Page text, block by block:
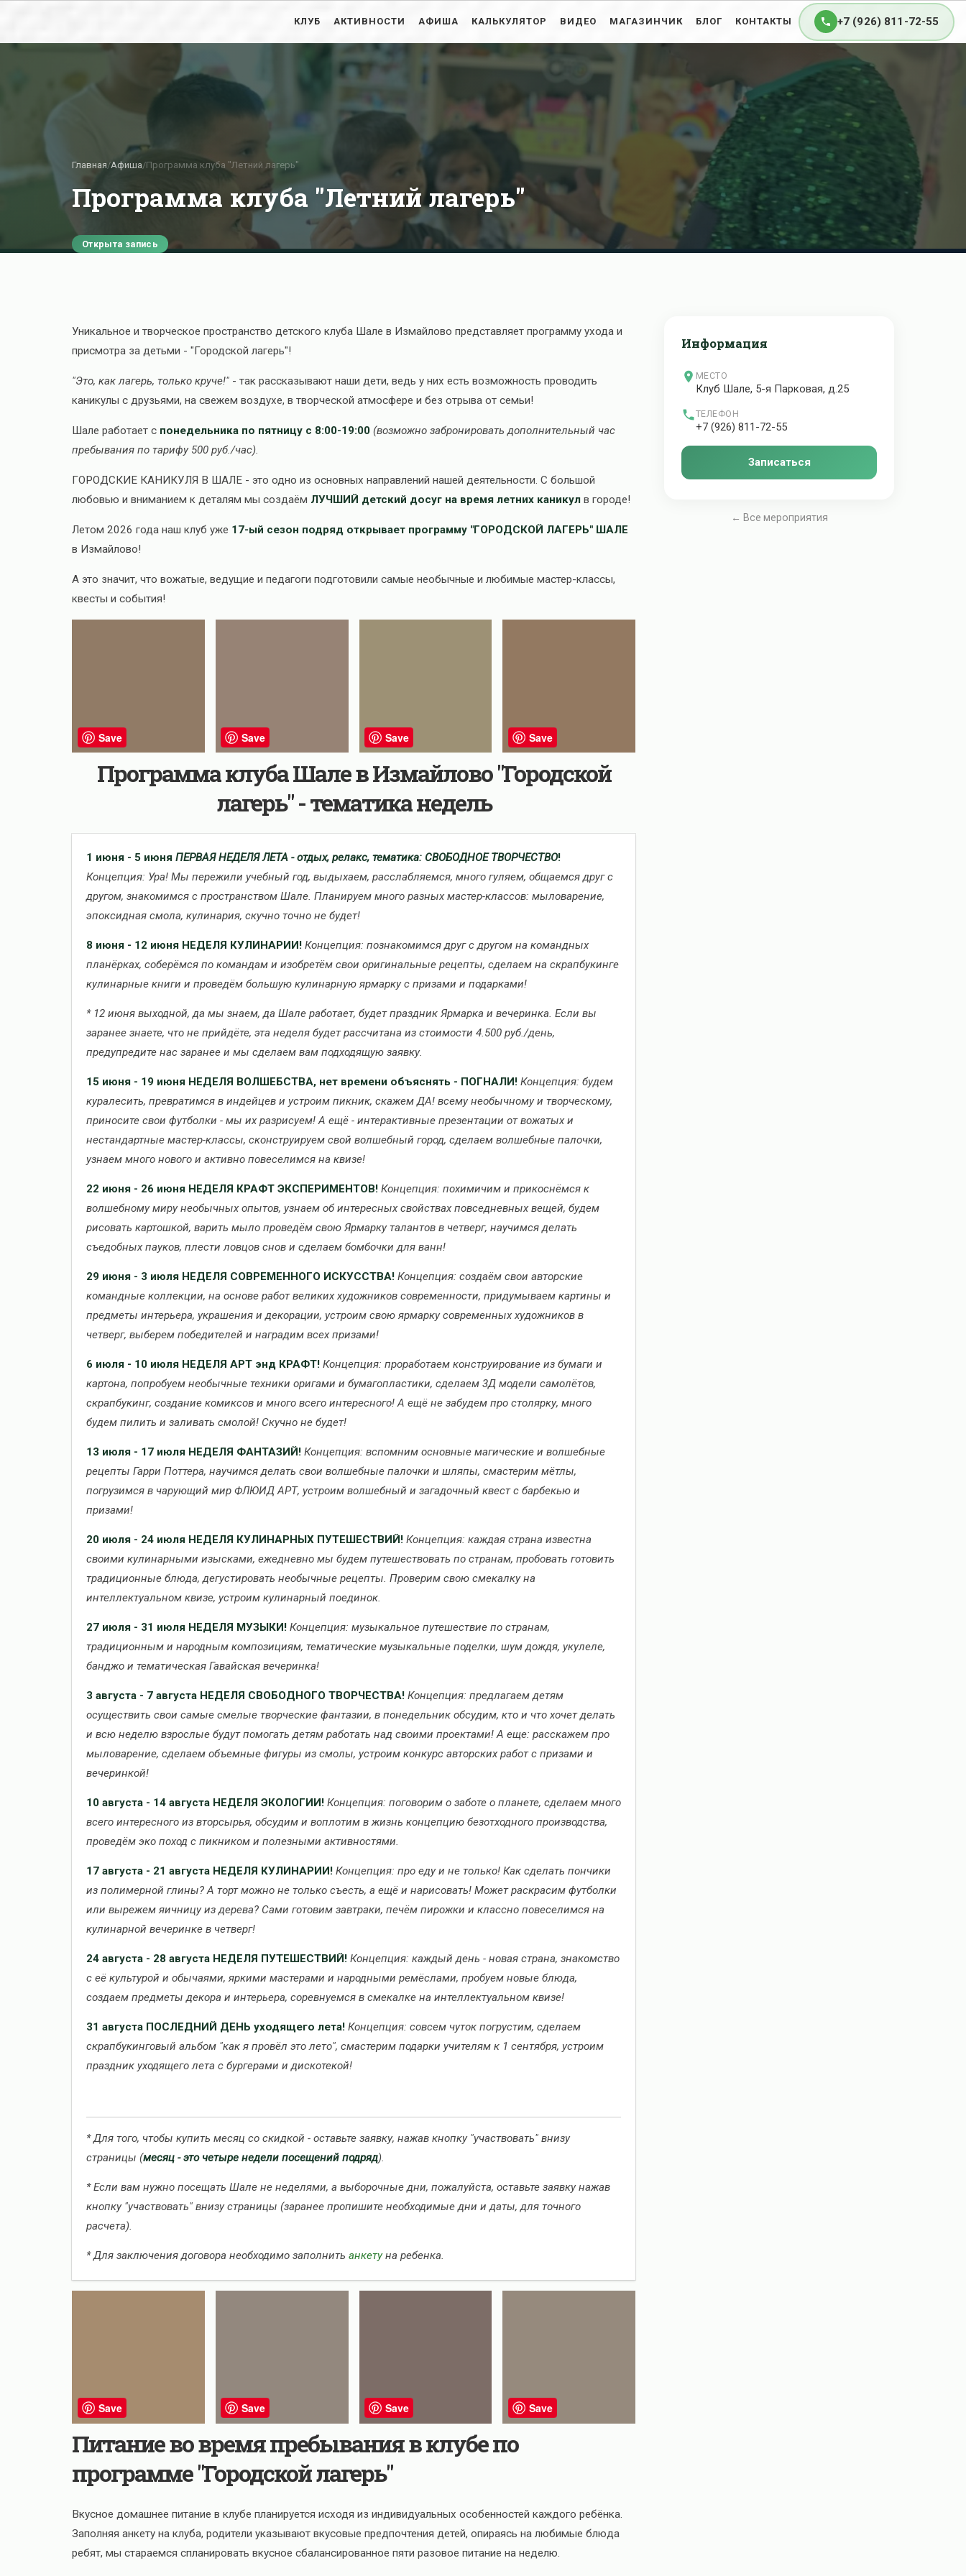
КЛУБ АКТИВНОСТИ АФИША КАЛЬКУЛЯТОР ВИДЕО МАГАЗИНЧИК БЛОГ КОНТАКТЫ +7 (926) 811-72-55
Главная/Афиша/Программа клуба "Летний лагерь"
Программа клуба "Летний лагерь"
Открыта запись
Уникальное и творческое пространство детского клуба Шале в Измайлово представляет программу ухода и
присмотра за детьми - "Городской лагерь"!
"Это, как лагерь, только круче!" - так рассказывают наши дети, ведь у них есть возможность проводить
каникулы с друзьями, на свежем воздухе, в творческой атмосфере и без отрыва от семьи!
Шале работает с понедельника по пятницу с 8:00-19:00 (возможно забронировать дополнительный час
пребывания по тарифу 500 руб./час).
ГОРОДСКИЕ КАНИКУЛЯ В ШАЛЕ - это одно из основных направлений нашей деятельности. С большой
любовью и вниманием к деталям мы создаём ЛУЧШИЙ детский досуг на время летних каникул в городе!
Летом 2026 года наш клуб уже 17-ый сезон подряд открывает программу "ГОРОДСКОЙ ЛАГЕРЬ" ШАЛЕ
в Измайлово!
А это значит, что вожатые, ведущие и педагоги подготовили самые необычные и любимые мастер-классы,
квесты и события!
Save Save Save Save
Программа клуба Шале в Измайлово "Городской
лагерь" - тематика недель
1 июня - 5 июня ПЕРВАЯ НЕДЕЛЯ ЛЕТА - отдых, релакс, тематика: СВОБОДНОЕ ТВОРЧЕСТВО!
Концепция: Ура! Мы пережили учебный год, выдыхаем, расслабляемся, много гуляем, общаемся друг с
другом, знакомимся с пространством Шале. Планируем много разных мастер-классов: мыловарение,
эпоксидная смола, кулинария, скучно точно не будет!
8 июня - 12 июня НЕДЕЛЯ КУЛИНАРИИ! Концепция: познакомимся друг с другом на командных
планёрках, соберёмся по командам и изобретём свои оригинальные рецепты, сделаем на скрапбукинге
кулинарные книги и проведём большую кулинарную ярмарку с призами и подарками!
* 12 июня выходной, да мы знаем, да Шале работает, будет праздник Ярмарка и вечеринка. Если вы
заранее знаете, что не прийдёте, эта неделя будет рассчитана из стоимости 4.500 руб./день,
предупредите нас заранее и мы сделаем вам подходящую заявку.
15 июня - 19 июня НЕДЕЛЯ ВОЛШЕБСТВА, нет времени объяснять - ПОГНАЛИ! Концепция: будем
куралесить, превратимся в индейцев и устроим пикник, скажем ДА! всему необычному и творческому,
приносите свои футболки - мы их разрисуем! А ещё - интерактивные презентации от вожатых и
нестандартные мастер-классы, сконструируем свой волшебный город, сделаем волшебные палочки,
узнаем много нового и активно повеселимся на квизе!
22 июня - 26 июня НЕДЕЛЯ КРАФТ ЭКСПЕРИМЕНТОВ! Концепция: похимичим и прикоснёмся к
волшебному миру необычных опытов, узнаем об интересных свойствах повседневных вещей, будем
рисовать картошкой, варить мыло проведём свою Ярмарку талантов в четверг, научимся делать
съедобных пауков, плести ловцов снов и сделаем бомбочки для ванн!
29 июня - 3 июля НЕДЕЛЯ СОВРЕМЕННОГО ИСКУССТВА! Концепция: создаём свои авторские
командные коллекции, на основе работ великих художников современности, придумываем картины и
предметы интерьера, украшения и декорации, устроим свою ярмарку современных художников в
четверг, выберем победителей и наградим всех призами!
6 июля - 10 июля НЕДЕЛЯ АРТ энд КРАФТ! Концепция: проработаем конструирование из бумаги и
картона, попробуем необычные техники оригами и бумагопластики, сделаем 3Д модели самолётов,
скрапбукинг, создание комиксов и много всего интересного! А ещё не забудем про столярку, много
будем пилить и заливать смолой! Скучно не будет!
13 июля - 17 июля НЕДЕЛЯ ФАНТАЗИЙ! Концепция: вспомним основные магические и волшебные
рецепты Гарри Поттера, научимся делать свои волшебные палочки и шляпы, смастерим мётлы,
погрузимся в чарующий мир ФЛЮИД АРТ, устроим волшебный и загадочный квест с барбекью и
призами!
20 июля - 24 июля НЕДЕЛЯ КУЛИНАРНЫХ ПУТЕШЕСТВИЙ! Концепция: каждая страна известна
своими кулинарными изысками, ежедневно мы будем путешествовать по странам, пробовать готовить
традиционные блюда, дегустировать необычные рецепты. Проверим свою смекалку на
интеллектуальном квизе, устроим кулинарный поединок.
27 июля - 31 июля НЕДЕЛЯ МУЗЫКИ! Концепция: музыкальное путешествие по странам,
традиционным и народным композициям, тематические музыкальные поделки, шум дождя, укулеле,
банджо и тематическая Гавайская вечеринка!
3 августа - 7 августа НЕДЕЛЯ СВОБОДНОГО ТВОРЧЕСТВА! Концепция: предлагаем детям
осуществить свои самые смелые творческие фантазии, в понедельник обсудим, кто и что хочет делать
и всю неделю взрослые будут помогать детям работать над своими проектами! А еще: расскажем про
мыловарение, сделаем объемные фигуры из смолы, устроим конкурс авторских работ с призами и
вечеринкой!
10 августа - 14 августа НЕДЕЛЯ ЭКОЛОГИИ! Концепция: поговорим о заботе о планете, сделаем много
всего интересного из вторсырья, обсудим и воплотим в жизнь концепцию безотходного производства,
проведём эко поход с пикником и полезными активностями.
17 августа - 21 августа НЕДЕЛЯ КУЛИНАРИИ! Концепция: про еду и не только! Как сделать пончики
из полимерной глины? А торт можно не только съесть, а ещё и нарисовать! Может раскрасим футболки
или вырежем яичницу из дерева? Сами готовим завтраки, печём пирожки и классно повеселимся на
кулинарной вечеринке в четверг!
24 августа - 28 августа НЕДЕЛЯ ПУТЕШЕСТВИЙ! Концепция: каждый день - новая страна, знакомство
с её культурой и обычаями, яркими мастерами и народными ремёслами, пробуем новые блюда,
создаем предметы декора и интерьера, соревнуемся в смекалке на интеллектуальном квизе!
31 августа ПОСЛЕДНИЙ ДЕНЬ уходящего лета! Концепция: совсем чуток погрустим, сделаем
скрапбукинговый альбом "как я провёл это лето", смастерим подарки учителям к 1 сентября, устроим
праздник уходящего лета с бургерами и дискотекой!
* Для того, чтобы купить месяц со скидкой - оставьте заявку, нажав кнопку "участвовать" внизу
страницы (месяц - это четыре недели посещений подряд).
* Если вам нужно посещать Шале не неделями, а выборочные дни, пожалуйста, оставьте заявку нажав
кнопку "участвовать" внизу страницы (заранее пропишите необходимые дни и даты, для точного
расчета).
* Для заключения договора необходимо заполнить анкетуна ребенка.
Save Save Save Save
Питание во время пребывания в клубе по
программе "Городской лагерь"
Вкусное домашнее питание в клубе планируется исходя из индивидуальных особенностей каждого ребёнка.
Заполняя анкету на клуба, родители указывают вкусовые предпочтения детей, опираясь на любимые блюда
ребят, мы стараемся спланировать вкусное сбалансированное пяти разовое питание на неделю.
Информация
МЕСТО
Клуб Шале, 5-я Парковая, д.25
ТЕЛЕФОН
+7 (926) 811-72-55
Записаться
← Все мероприятия